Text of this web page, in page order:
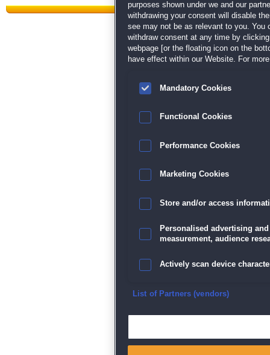
Datenschutz| AGB|Impressum
purposes shown under we and our
withdrawing your consent will disable
see may not be as relevant to you. You
withdraw consent at any time by
webpage [or the floating icon on the
have effect within our Website. For
Mandatory Cookies
Functional Cookies
Performance Cookies
Marketing Cookies
Store and/or access
Personalised advertising
measurement, audience
Actively scan device
Ensure security, prevent
List of Partners (vendors)